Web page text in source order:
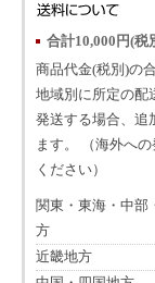
合計10,000円(税
商品代金(税別)の
地域別に所定の配
発送する場合、追
ます。 （海外へ
ください）
関東・東海・中部
方
近畿地方